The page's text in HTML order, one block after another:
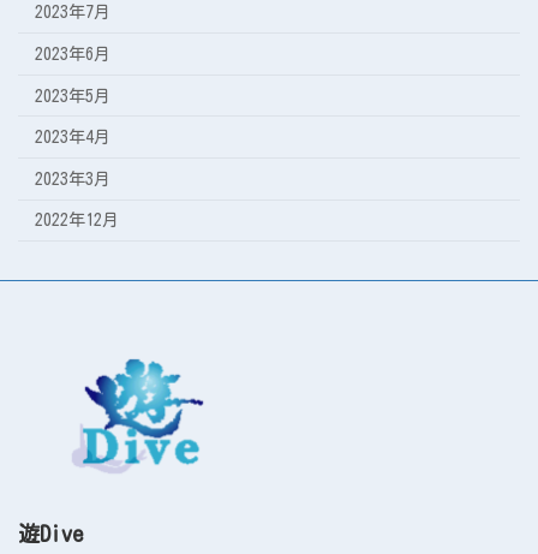
2023年7月
2023年6月
2023年5月
2023年4月
2023年3月
2022年12月
遊Dive